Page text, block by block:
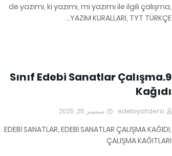
de yazımı, ki yazımı, mi yazımı ile ilgili çalışma,
YAZIM KURALLARI, TYT TÜRKÇE…
9.Sınıf Edebi Sanatlar Çalışma
Kağıdı
edebiyatdersi سبتمبر 25, 2025
EDEBİ SANATLAR, EDEBİ SANATLAR ÇALIŞMA KAĞIDI,
ÇALIŞMA KAĞITLARI